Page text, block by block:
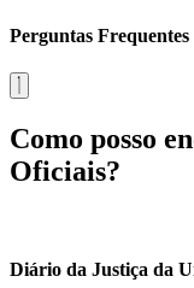
Perguntas Frequentes
Como posso
Oficiais?
Diário da Justiça da